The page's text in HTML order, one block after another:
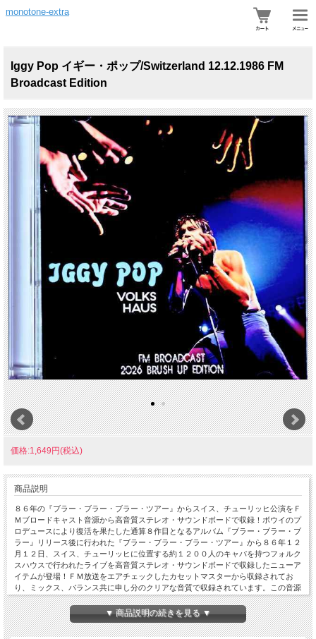
monotone-extra
Iggy Pop イギー・ポップ/Switzerland 12.12.1986 FM
Broadcast Edition
価格:1,649円(税込)
商品説明
８６年の『ブラー・ブラー・ブラー・ツアー』からスイス、チューリッヒ公演をＦ
Ｍブロードキャスト音源から高音質ステレオ・サウンドボードで収録！ボウイのプ
ロデュースにより復活を果たした通算８作目となるアルバム『ブラー・ブラー・ブ
ラー』リリース後に行われた『ブラー・ブラー・ブラー・ツアー』から８６年１２
月１２日、スイス、チューリッヒに位置する約１２００人のキャパを持つフォルク
スハウスで行われたライブを高音質ステレオ・サウンドボードで収録したニューア
イテムが登場！ＦＭ放送をエアチェックしたカセットマスターから収録されてお
り、ミックス、バランス共に申し分のクリアな音質で収録されています。この音源
は古くからスウィンギンピッグの『Real Wild Child』をはじめ多くのブートが流通
していましたが、本作で使用しているマスターはそれらとは違う、よりクリアな音
質でエアチェックしたカセットをマスターに使用しており、『Real Wild Child』で
もズレていたピッチももちろん正常に収録されています。本作で使用したマスター
▼ 商品説明の続きを見る ▼